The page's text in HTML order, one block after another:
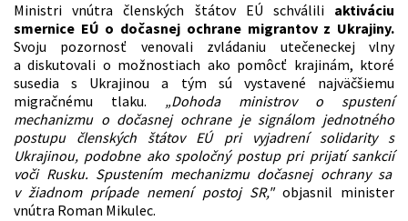
Ministri vnútra členských štátov EÚ schválili aktiváciu
smernice EÚ o dočasnej ochrane migrantov z Ukrajiny.
Svoju pozornosť venovali zvládaniu utečeneckej vlny
a diskutovali o možnostiach ako pomôcť krajinám, ktoré
susedia s Ukrajinou a tým sú vystavené najväčšiemu
migračnému tlaku. „Dohoda ministrov o spustení
mechanizmu o dočasnej ochrane je signálom jednotného
postupu členských štátov EÚ pri vyjadrení solidarity s
Ukrajinou, podobne ako spoločný postup pri prijatí sankcií
voči Rusku. Spustením mechanizmu dočasnej ochrany sa
v žiadnom prípade nemení postoj SR," objasnil minister
vnútra Roman Mikulec.